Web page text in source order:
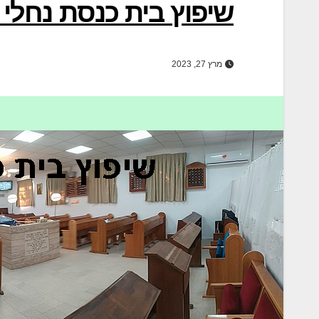
שיפוץ בית כנסת
מרץ 27, 2023